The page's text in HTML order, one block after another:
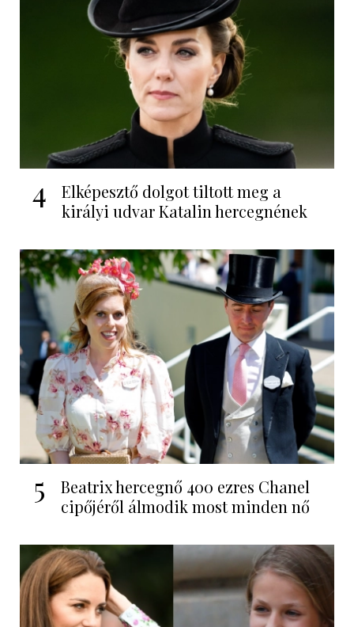
4
Elképesztő dolgot tiltott meg a
királyi udvar Katalin hercegnének
5
Beatrix hercegnő 400 ezres Chanel
cipőjéről álmodik most minden nő